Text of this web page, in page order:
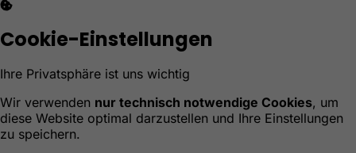
Cookie-Einstellungen
Ihre Privatsphäre ist uns wichtig
Wir verwenden nur technisch notwendige Cookies, um
diese Website optimal darzustellen und Ihre Einstellungen
zu speichern.